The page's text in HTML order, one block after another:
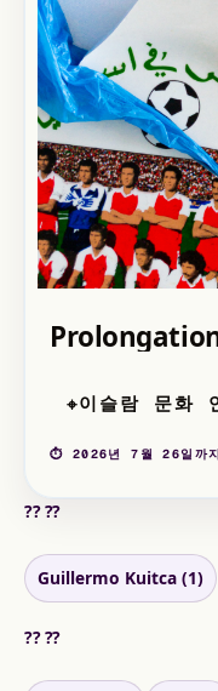
⌖이슬람 문화
⏱ 2026년 7월 26일까지
?? ??
Guillermo Kuitca (1)
?? ??